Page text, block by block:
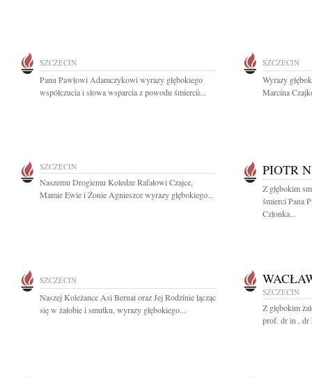
SZCZECIN
Panu Pawłowi Adamczykowi wyrazy głębokiego
współczucia i słowa wsparcia z powodu śmiercii...
SZCZECIN
Wyrazy
Marcina
SZCZECIN
Naszemu Drogiemu Koledze Rafałowi Czajce,
Mamie Ewie i Żonie Agnieszce wyrazy głębokiego...
PIOTR
Z głębokim
śmierci Pana
Członka...
SZCZECIN
Naszej Koleżance Asi Bernat oraz Jej Rodzinie łącząc
się w żałobie i smutku, wyrazy głębokiego...
SZCZECIN
Z głębokim
prof. dr in . dr